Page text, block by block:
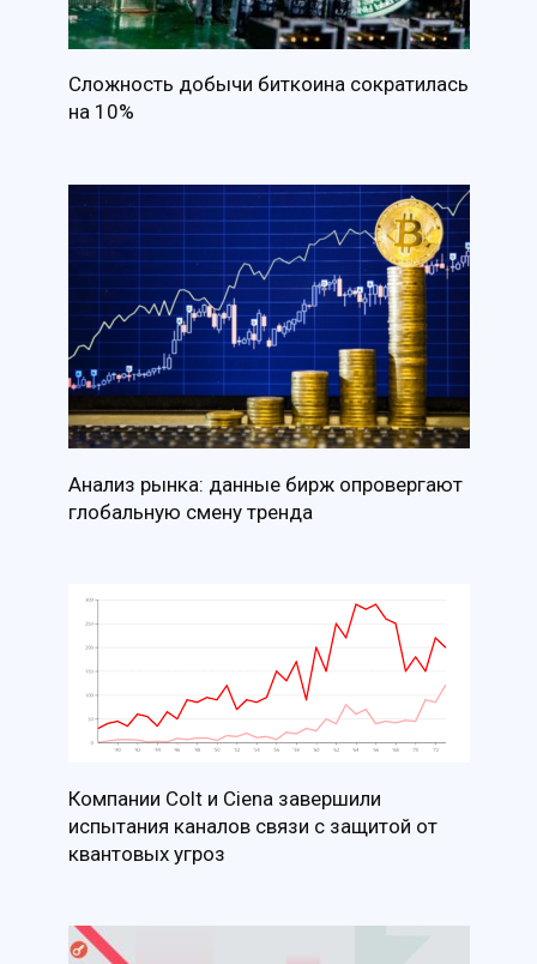
Сложность добычи биткоина сократилась
на 10%
Анализ рынка: данные бирж опровергают
глобальную смену тренда
Компании Colt и Ciena завершили
испытания каналов связи с защитой от
квантовых угроз